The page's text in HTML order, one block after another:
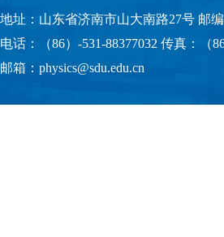
地址：山东省济南市山大南路27号 邮
电话：（86）-531-88377032 传真：（
邮箱：physics@sdu.edu.cn